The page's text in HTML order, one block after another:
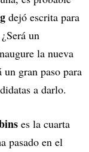
dejó escrita para
un
la nueva
gran paso para
a darlo.
es la cuarta
pasado en el